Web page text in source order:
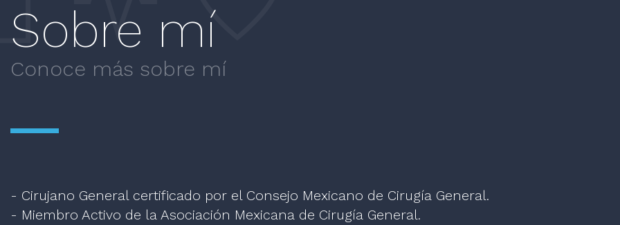
Sobre mí
Conoce más sobre mí
- Cirujano General certificado por el Consejo Mexicano de Cirugía General.
- Miembro Activo de la Asociación Mexicana de Cirugía General.